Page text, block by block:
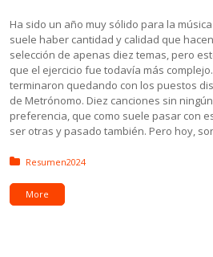
Ha sido un año muy sólido para la
suele haber cantidad y calidad que
selección de apenas diez temas, pero
que el ejercicio fue todavía más
terminaron quedando con los puestos
de Metrónomo. Diez canciones sin
preferencia, que como suele pasar con
ser otras y pasado también. Pero hoy,
Posted in:
Resumen2024
More